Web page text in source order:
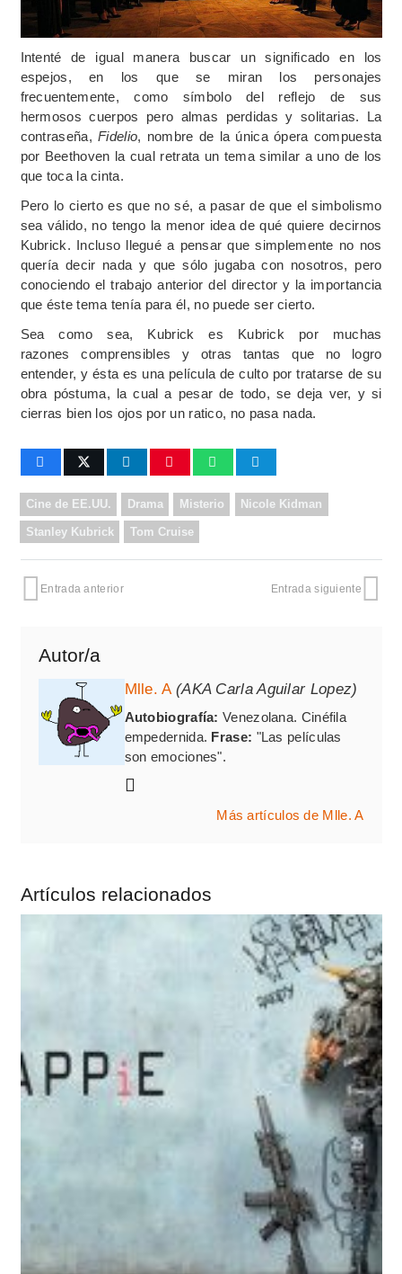
Intenté de igual manera buscar un significado en los
espejos, en los que se miran los personajes
frecuentemente, como símbolo del reflejo de sus
hermosos cuerpos pero almas perdidas y solitarias. La
contraseña,Fidelio, nombre de la única ópera compuesta
por Beethoven la cual retrata un tema similar a uno de los
que toca la cinta.
Pero lo cierto es que no sé, a pasar de que el simbolismo
sea válido, no tengo la menor idea de qué quiere decirnos
Kubrick. Incluso llegué a pensar que simplemente no nos
quería decir nada y que sólo jugaba con nosotros, pero
conociendo el trabajo anterior del director y la importancia
que éste tema tenía para él, no puede ser cierto.
Sea como sea, Kubrick es Kubrick por muchas
razones comprensibles y otras tantas que no logro
entender, y ésta es una película de culto por tratarse de su
obra póstuma, la cual a pesar de todo, se deja ver, y si
cierras bien los ojos por un ratico, no pasa nada.
Cine de EE.UU. Drama Misterio Nicole Kidman
Stanley Kubrick Tom Cruise
Entrada anterior Entrada siguiente
Autor/a
Mlle. A (AKA Carla Aguilar Lopez)
Autobiografía: Venezolana. Cinéfila
empedernida. Frase: "Las películas
son emociones".
Más artículos de Mlle. A
Artículos relacionados